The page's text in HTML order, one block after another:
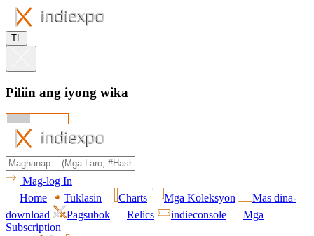
TL
Piliin ang iyong wika
Mag-log In
Home
Tuklasin Charts Mga Koleksyon
Mas dina-
download
Pagsubok Relics indieconsole
Mga
Subscription